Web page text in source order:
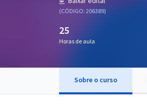
(CÓDIGO: 206389)
25
Horas de aula
Sobre o curso